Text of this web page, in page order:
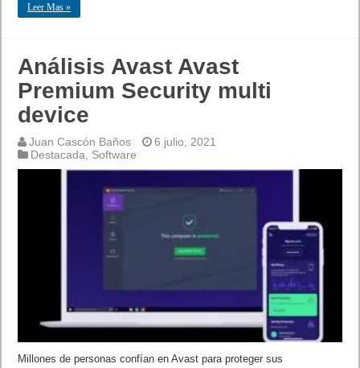
Leer Mas »
Análisis Avast Avast
Premium Security multi
device
Juan Cascón Baños
6 julio, 2021
Destacada
Software
Millones de personas confían en Avast para proteger sus